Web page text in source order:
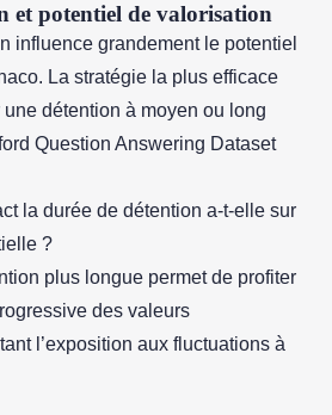
et potentiel de valorisation
influence grandement le potentiel
La stratégie la plus efficace
détention à moyen ou long
Question Answering Dataset
la durée de détention a-t-elle sur
?
plus longue permet de profiter
des valeurs
l’exposition aux fluctuations à